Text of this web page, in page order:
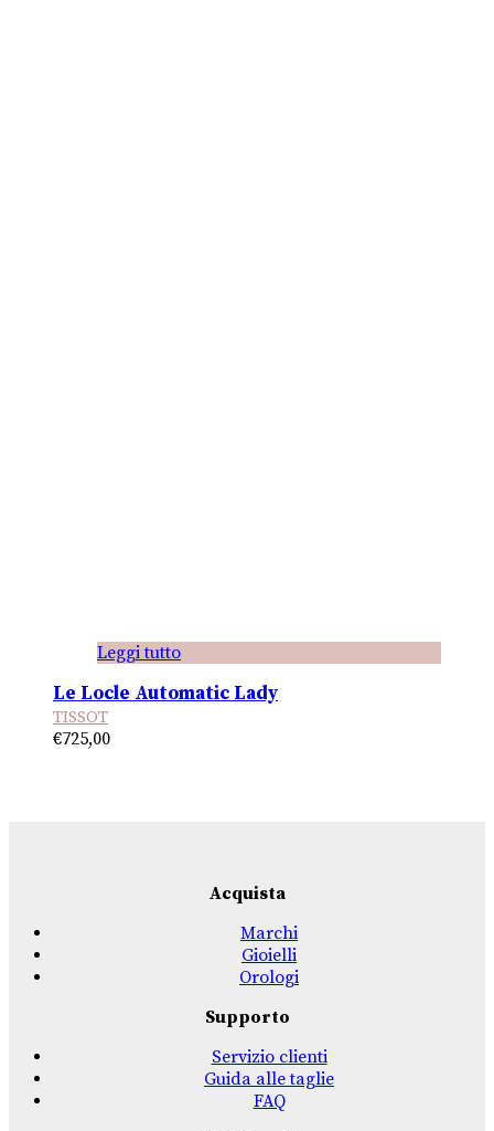
Leggi tutto
Le Locle Automatic Lady
TISSOT
€725,00
Acquista
Marchi
Gioielli
Orologi
Supporto
Servizio clienti
Guida alle taglie
FAQ